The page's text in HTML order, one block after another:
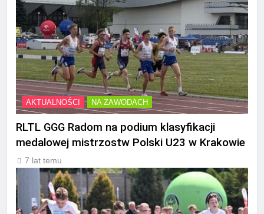
AKTUALNOŚCI NA ZAWODACH
RLTL GGG Radom na podium klasyfikacji
medalowej mistrzostw Polski U23 w Krakowie
7 lat temu